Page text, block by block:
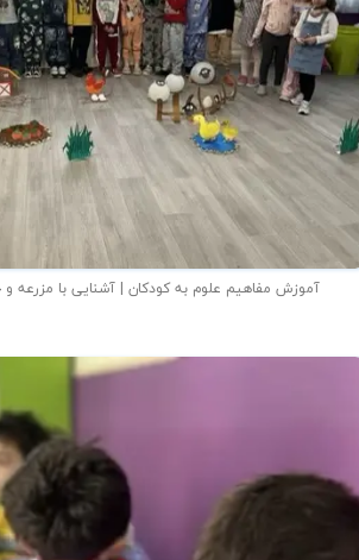
آموزش مفاهیم علوم به کودکان | آشنایی با مزرعه و